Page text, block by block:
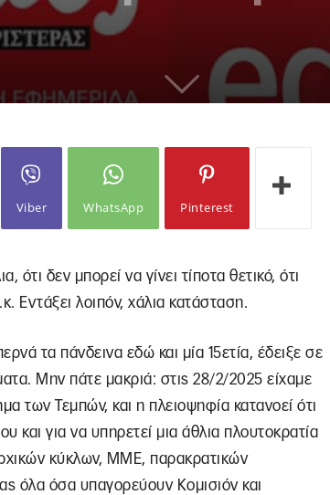
Viber WhatsApp Pinterest
ότι δεν μπορεί να γίνει τίποτα θετικό, ότι
Εντάξει λοιπόν, χάλια κατάσταση.
τα πάνδεινα εδώ και μία 15ετία, έδειξε σε
Μην πάτε μακριά: στις 28/2/2025 είχαμε
των Τεμπών, και η πλειοψηφία κατανοεί ότι
και για να υπηρετεί μια άθλια πλουτοκρατία
κύκλων, ΜΜΕ, παρακρατικών
όλα όσα υπαγορεύουν Κομισιόν και